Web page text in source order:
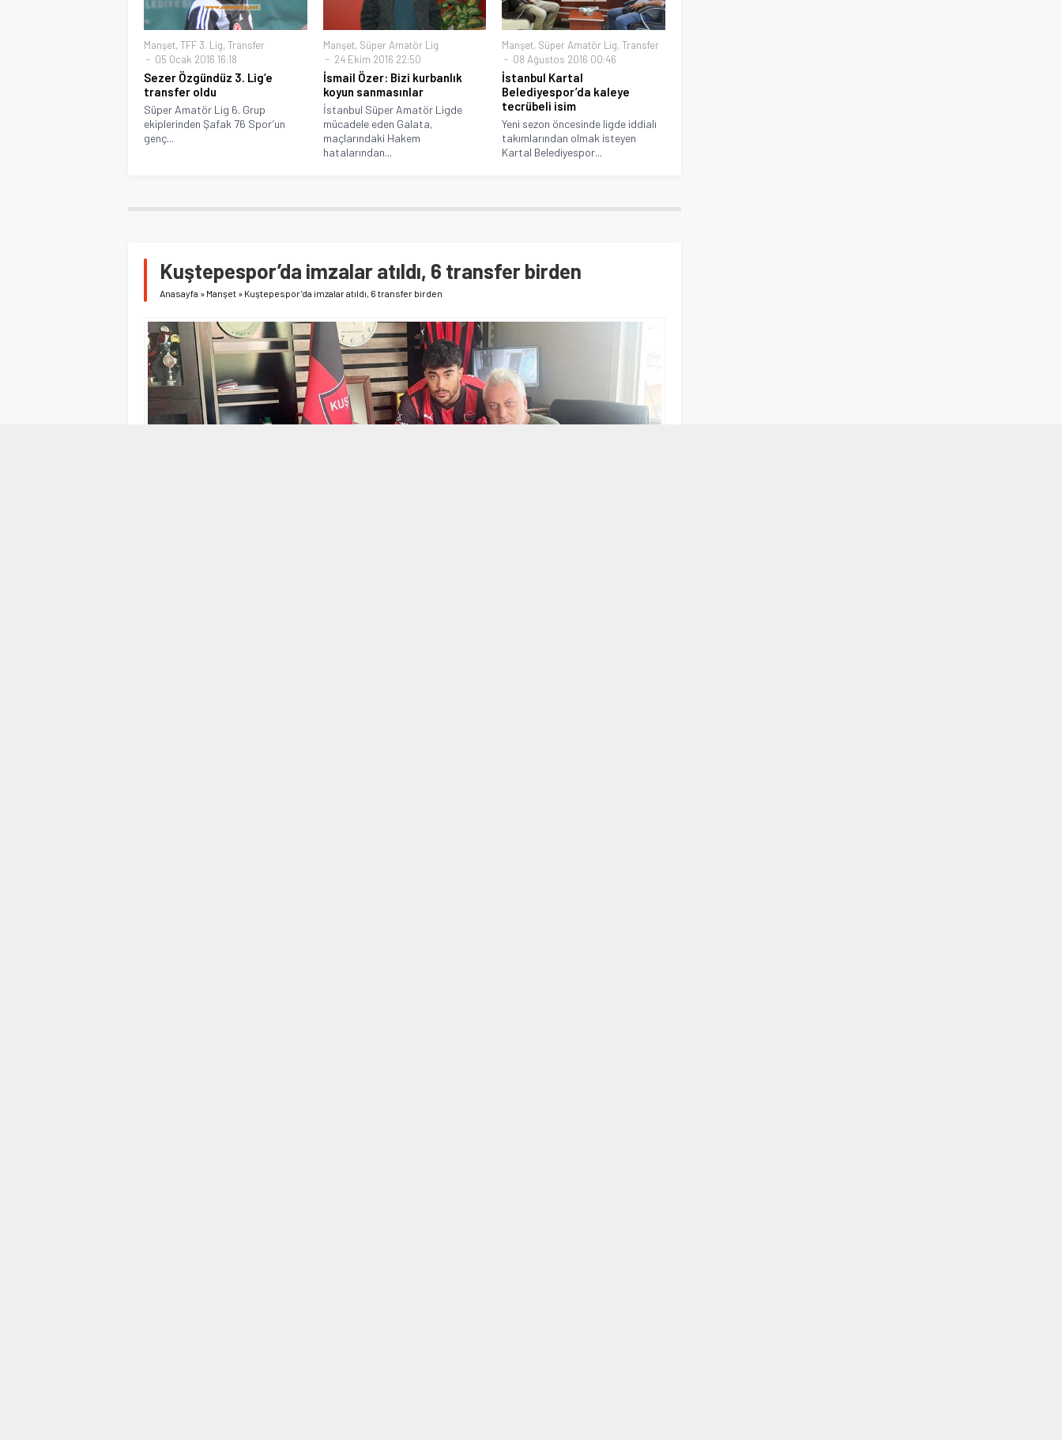
Manşet, TFF 3. Lig, Transfer
05 Ocak 2016 16:18
Sezer Özgündüz 3. Lig’e
transfer oldu
Süper Amatör Lig 6. Grup
ekiplerinden Şafak 76 Spor’un
genç...
Manşet, Süper Amatör Lig
24 Ekim 2016 22:50
İsmail Özer: Bizi kurbanlık
koyun sanmasınlar
İstanbul Süper Amatör Ligde
mücadele eden Galata,
maçlarındaki Hakem
hatalarından...
Manşet, Süper Amatör Lig,Transfer
08 Ağustos 2016 00:46
İstanbul Kartal
Belediyespor’da kaleye
tecrübeli isim
Yeni sezon öncesinde ligde iddialı
takımlarından olmak isteyen
Kartal Belediyespor...
Kuştepespor’da imzalar atıldı, 6 transfer birden
Anasayfa » Manşet » Kuştepespor’da imzalar atıldı, 6 transfer birden